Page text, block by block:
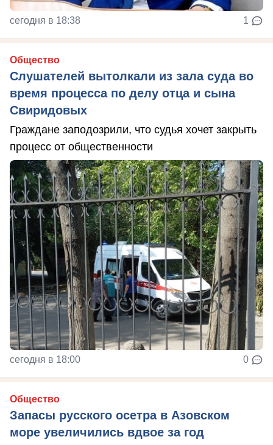
сегодня в 18:38 1
Общество
Слушателей вытолкали из зала суда во
время процесса по делу отца и сына
Свиридовых
Граждане заподозрили, что судья хочет закрыть
процесс от общественности
сегодня в 18:00 0
Общество
Запасы русского осетра в Азовском
море увеличились вдвое за год